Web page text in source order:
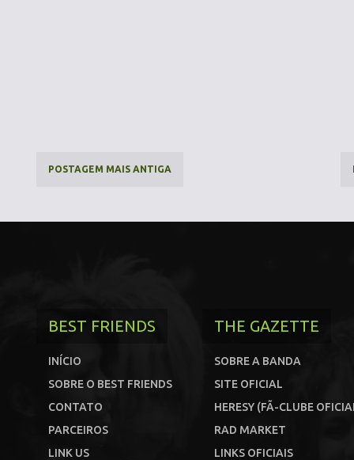
POSTAGEM MAIS ANTIGA
BEST FRIENDS
INÍCIO
SOBRE O BEST FRIENDS
CONTATO
PARCEIROS
LINK US
THE GAZETTE
SOBRE A BANDA
SITE OFICIAL
HERESY (FÃ-CLUBE
RAD MARKET
LINKS OFICIAIS